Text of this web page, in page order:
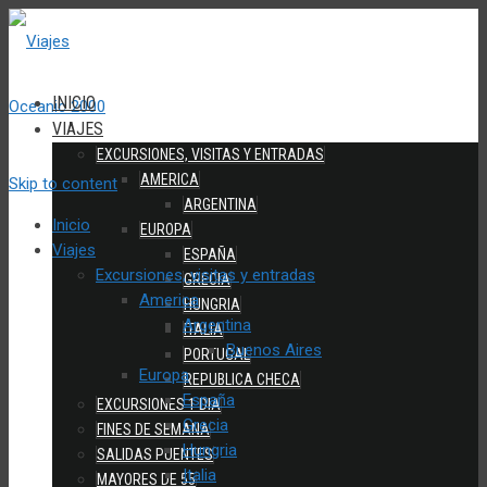
INICIO
VIAJES
EXCURSIONES, VISITAS Y ENTRADAS
AMERICA
ARGENTINA
EUROPA
ESPAÑA
GRECIA
HUNGRIA
ITALIA
PORTUGAL
REPUBLICA CHECA
EXCURSIONES 1 DIA
FINES DE SEMANA
SALIDAS PUENTES
MAYORES DE 55
Skip to content
Inicio
Viajes
Excursiones, visitas y entradas
America
Argentina
Buenos Aires
Europa
España
Grecia
Hungria
Italia